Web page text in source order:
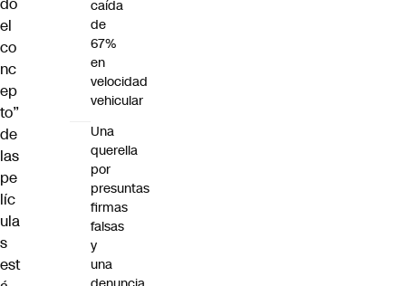
el
co
nc
ep
to”
de
las
pe
líc
ula
s
est
caída
de
67%
en
velocidad
vehicular
Una
querella
por
presuntas
firmas
falsas
y
una